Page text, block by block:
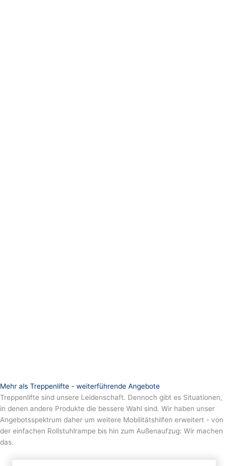
Mehr als Treppenlifte - weiterführende Angebote
Treppenlifte sind unsere Leidenschaft. Dennoch gibt es Situationen,
in denen andere Produkte die bessere Wahl sind. Wir haben unser
Angebotsspektrum daher um weitere Mobilitätshilfen erweitert - von
der einfachen Rollstuhlrampe bis hin zum Außenaufzug: Wir machen
das.